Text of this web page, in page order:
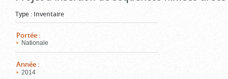
Type : Inventaire
Portée :
Nationale
Année :
2014